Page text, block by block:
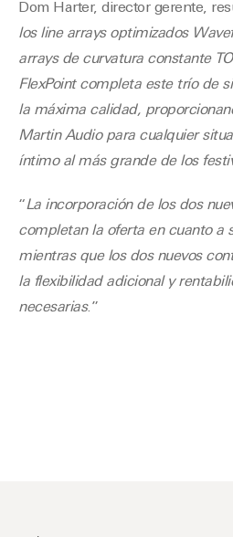
Dom Harter, director gerente,
los line arrays optimizados
arrays de curvatura constante
FlexPoint completa este trío de
la máxima calidad,
Martin Audio para cualquier
íntimo al más grande de los
“La incorporación de los dos
completan la oferta en cuanto a
mientras que los dos nuevos
la flexibilidad adicional y
necesarias.”